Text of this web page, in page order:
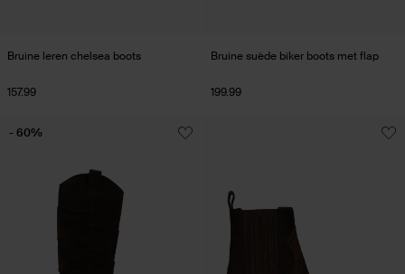
Bruine leren chelsea boots
157.99
Bruine suède biker boots met flap
199.99
- 60%